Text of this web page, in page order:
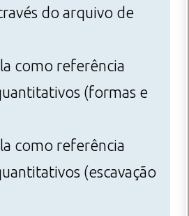
do arquivo de
como referência
(formas e
como referência
(escavação